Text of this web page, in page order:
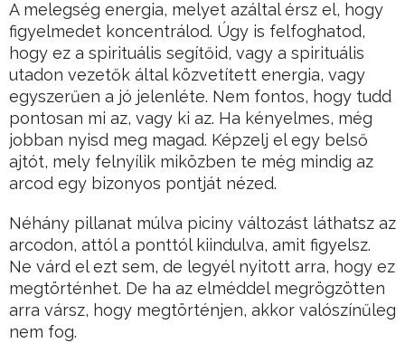
A melegség energia, melyet azáltal érsz el, hogy
figyelmedet koncentrálod. Úgy is felfoghatod,
hogy ez a spirituális segítőid, vagy a spirituális
utadon vezetők által közvetített energia, vagy
egyszerűen a jó jelenléte. Nem fontos, hogy tudd
pontosan mi az, vagy ki az. Ha kényelmes, még
jobban nyisd meg magad. Képzelj el egy belső
ajtót, mely felnyílik miközben te még mindig az
arcod egy bizonyos pontját nézed.
Néhány pillanat múlva piciny változást láthatsz az
arcodon, attól a ponttól kiindulva, amit figyelsz.
Ne várd el ezt sem, de legyél nyitott arra, hogy ez
megtörténhet. De ha az elméddel megrögzötten
arra vársz, hogy megtörténjen, akkor valószínűleg
nem fog.